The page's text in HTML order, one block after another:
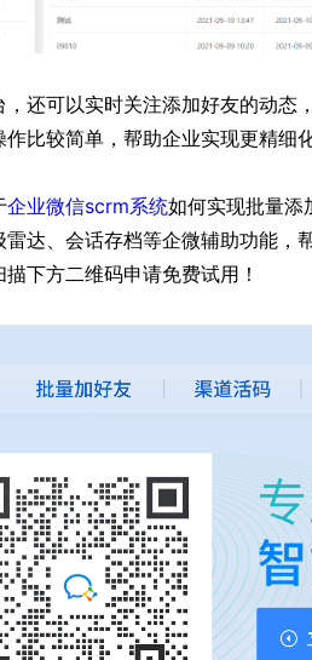
，还可以实时关注添加好友的动态
比较简单，帮助企业实现更精细
企业微信scrm系统如何实现批量添
雷达、会话存档等企微辅助功能，
下方二维码申请免费试用！